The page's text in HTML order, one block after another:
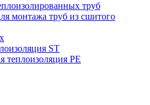
труб
монтажа труб из сшитого
ST
теплоизоляция PE